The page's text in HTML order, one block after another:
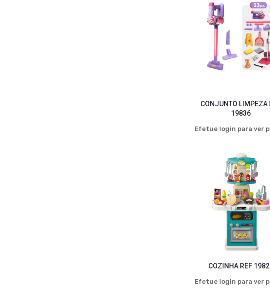
CONJUNTO LIMPEZA
19836
Efetue login para ver
COZINHA REF
Efetue login para ver